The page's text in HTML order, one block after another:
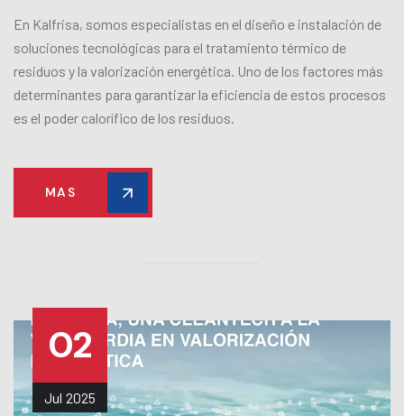
En Kalfrisa, somos especialistas en el diseño e instalación de
soluciones tecnológicas para el tratamiento térmico de
residuos y la valorización energética. Uno de los factores más
determinantes para garantizar la eficiencia de estos procesos
es el poder calorífico de los residuos.
MAS
02
Jul 2025